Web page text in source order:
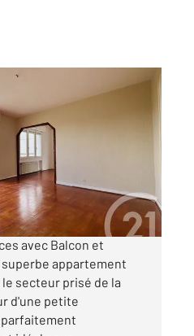
à vendre
€
avec Balcon et
superbe appartement
secteur prisé de la
d'une petite